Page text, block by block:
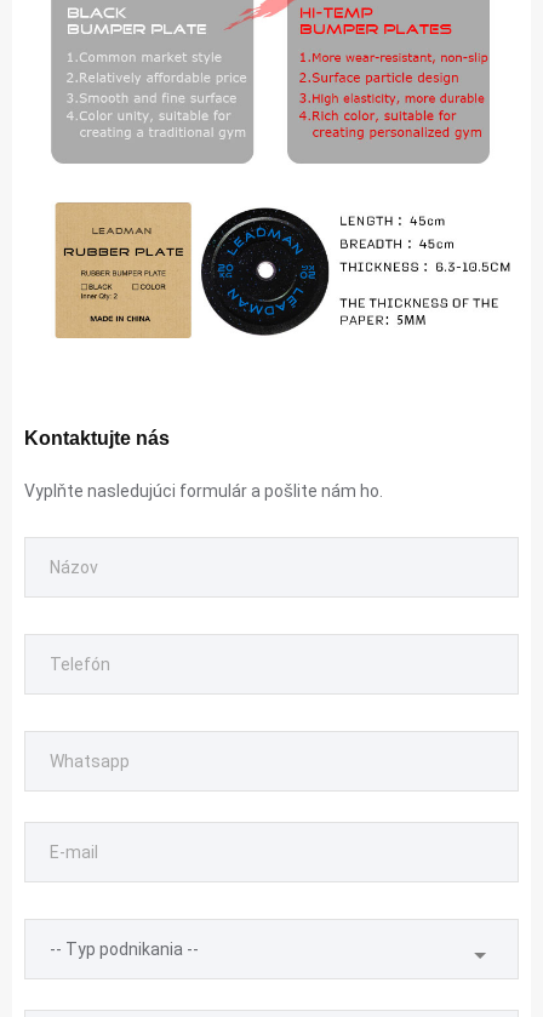
Kontaktujte nás
Vyplňte nasledujúci formulár a pošlite nám ho.